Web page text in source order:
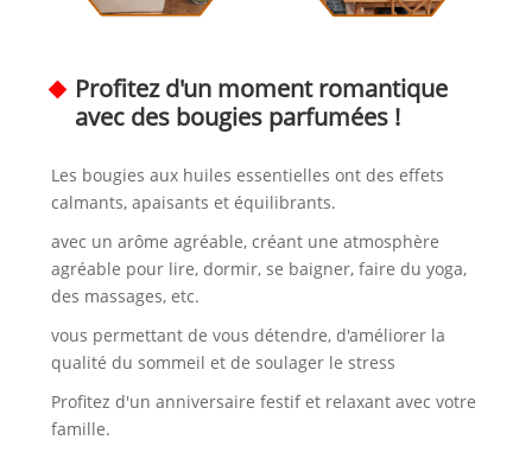
Profitez d'un moment romantique
avec des bougies parfumées !
Les bougies aux huiles essentielles ont des effets
calmants, apaisants et équilibrants.
avec un arôme agréable, créant une atmosphère
agréable pour lire, dormir, se baigner, faire du yoga,
des massages, etc.
vous permettant de vous détendre, d'améliorer la
qualité du sommeil et de soulager le stress
Profitez d'un anniversaire festif et relaxant avec votre
famille.